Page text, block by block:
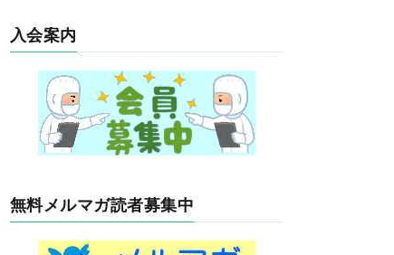
入会案内
無料メルマガ読者募集中